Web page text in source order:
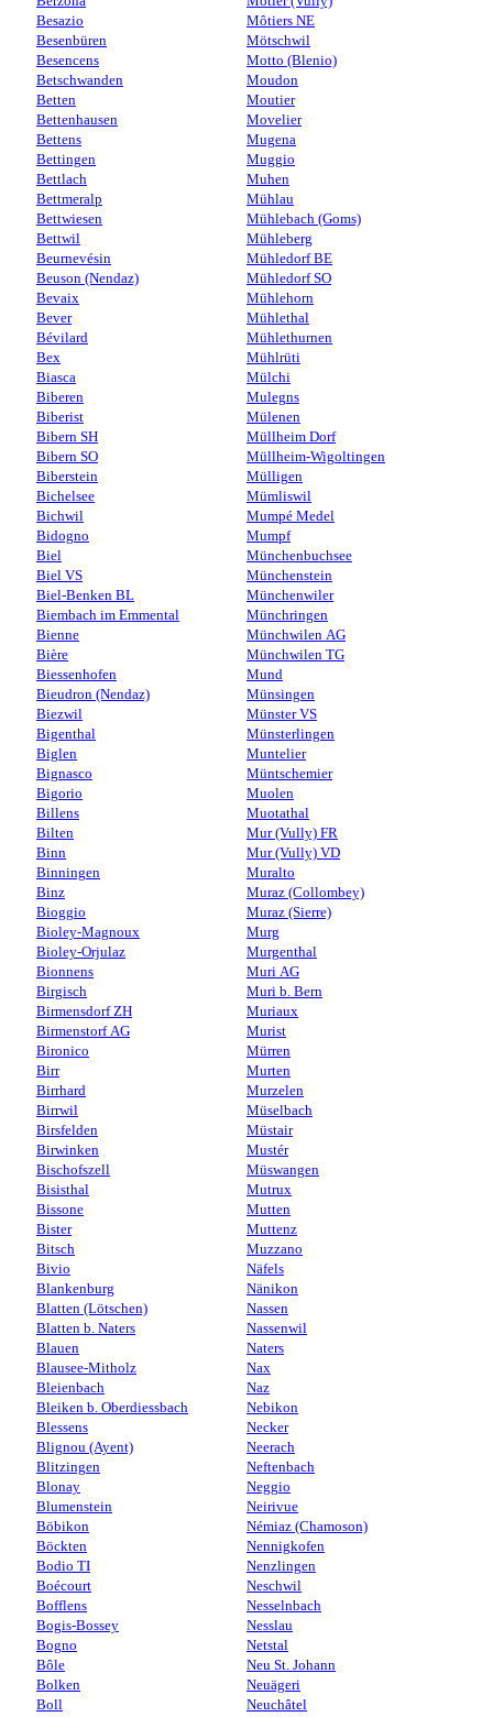
Besazio
Besenbüren
Besencens
Betschwanden
Betten
Bettenhausen
Bettens
Bettingen
Bettlach
Bettmeralp
Bettwiesen
Bettwil
Beurnevésin
Beuson (Nendaz)
Bevaix
Bever
Bévilard
Bex
Biasca
Biberen
Biberist
Bibern SH
Bibern SO
Biberstein
Bichelsee
Bichwil
Bidogno
Biel
Biel VS
Biel-Benken BL
Biembach im Emmental
Bienne
Bière
Biessenhofen
Bieudron (Nendaz)
Biezwil
Bigenthal
Biglen
Bignasco
Bigorio
Billens
Bilten
Binn
Binningen
Binz
Bioggio
Bioley-Magnoux
Bioley-Orjulaz
Bionnens
Birgisch
Birmensdorf ZH
Birmenstorf AG
Bironico
Birr
Birrhard
Birrwil
Birsfelden
Birwinken
Bischofszell
Bisisthal
Bissone
Bister
Bitsch
Bivio
Blankenburg
Blatten (Lötschen)
Blatten b. Naters
Blauen
Blausee-Mitholz
Bleienbach
Bleiken b. Oberdiessbach
Blessens
Blignou (Ayent)
Blitzingen
Blonay
Blumenstein
Böbikon
Böckten
Bodio TI
Boécourt
Bofflens
Bogis-Bossey
Bogno
Bôle
Bolken
Boll
Môtiers NE
Mötschwil
Motto (Blenio)
Moudon
Moutier
Movelier
Mugena
Muggio
Muhen
Mühlau
Mühlebach (Goms)
Mühleberg
Mühledorf BE
Mühledorf SO
Mühlehorn
Mühlethal
Mühlethurnen
Mühlrüti
Mülchi
Mulegns
Mülenen
Müllheim Dorf
Müllheim-Wigoltingen
Mülligen
Mümliswil
Mumpé Medel
Mumpf
Münchenbuchsee
Münchenstein
Münchenwiler
Münchringen
Münchwilen AG
Münchwilen TG
Mund
Münsingen
Münster VS
Münsterlingen
Muntelier
Müntschemier
Muolen
Muotathal
Mur (Vully) FR
Mur (Vully) VD
Muralto
Muraz (Collombey)
Muraz (Sierre)
Murg
Murgenthal
Muri AG
Muri b. Bern
Muriaux
Murist
Mürren
Murten
Murzelen
Müselbach
Müstair
Mustér
Müswangen
Mutrux
Mutten
Muttenz
Muzzano
Näfels
Nänikon
Nassen
Nassenwil
Naters
Nax
Naz
Nebikon
Necker
Neerach
Neftenbach
Neggio
Neirivue
Némiaz (Chamoson)
Nennigkofen
Nenzlingen
Neschwil
Nesselnbach
Nesslau
Netstal
Neu St. Johann
Neuägeri
Neuchâtel